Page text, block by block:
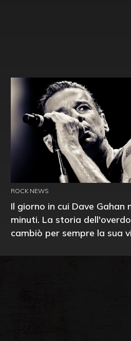
ROCK NEWS
Il giorno in cui Dave Gahan
minuti. La storia
cambiò per sempre la sua